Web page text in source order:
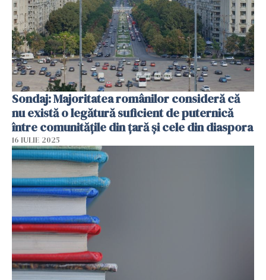
Sondaj: Majoritatea românilor consideră că
nu există o legătură suficient de puternică
între comunitățile din țară și cele din diaspora
16 IULIE 2025